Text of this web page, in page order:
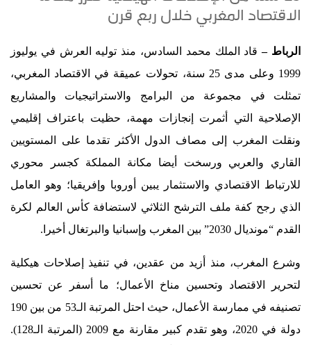
الاقتصاد المغربي خلال ربع قرن
الرباط –قاد الملك محمد السادس، منذ توليه العرش في يوليوز
1999 وعلى مدى 25 سنة، تحولات عميقة في الاقتصاد المغربي،
تمثلت في مجموعة من البرامج والاستراتيجيات والمشاريع
الإصلاحية التي أثمرت إنجازات مهمة، حظيت باعتراف إقليمي
ونقلت المغرب إلى مصاف الدول الأكثر تقدما على المستويين
القاري والعربي ورسخت أيضا مكانة المملكة كجسر محوري
للارتباط الاقتصادي والاستثمار يبين أوروبا وإفريقيا؛ وهو العامل
الذي رجح كفة ملف الترشح الثلاثي لاستضافة كأس العالم لكرة
القدم “مونديال 2030” بين المغرب وإسبانيا والبرتغال أخيرا.
وشرع المغرب، منذ أزيد من عقدين، في تنفيذ إصلاحات هيكلية
لتحرير الاقتصاد وتحسين مناخ الأعمال؛ ما أسفر عن تحسين
تصنيفه في ممارسة الأعمال، حيث احتل المرتبة الـ53 من بين 190
دولة في 2020، وهو تقدم كبير مقارنة مع 2009 (المرتبة الـ128).